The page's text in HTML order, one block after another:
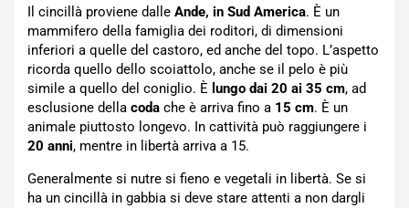
Il cincillà proviene dalle Ande, in Sud America. È un
mammifero della famiglia dei roditori, di dimensioni
inferiori a quelle del castoro, ed anche del topo. L’aspetto
ricorda quello dello scoiattolo, anche se il pelo è più
simile a quello del coniglio. È lungo dai 20 ai 35 cm, ad
esclusione della coda che è arriva fino a 15 cm. È un
animale piuttosto longevo. In cattività può raggiungere i
20 anni, mentre in libertà arriva a 15.
Generalmente si nutre si fieno e vegetali in libertà. Se si
ha un cincillà in gabbia si deve stare attenti a non dargli